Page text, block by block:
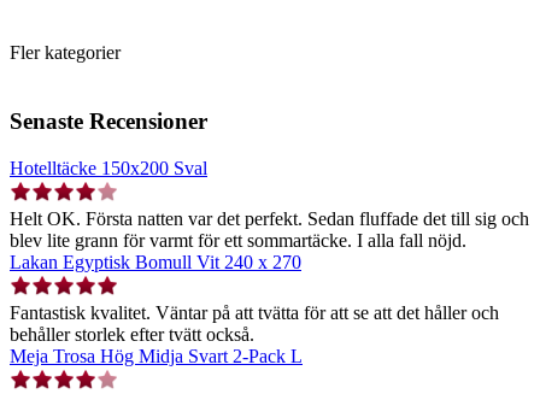
Fler kategorier
Senaste Recensioner
Hotelltäcke 150x200 Sval
Helt OK. Första natten var det perfekt. Sedan fluffade det till sig och
blev lite grann för varmt för ett sommartäcke. I alla fall nöjd.
Lakan Egyptisk Bomull Vit 240 x 270
Fantastisk kvalitet. Väntar på att tvätta för att se att det håller och
behåller storlek efter tvätt också.
Meja Trosa Hög Midja Svart 2-Pack L